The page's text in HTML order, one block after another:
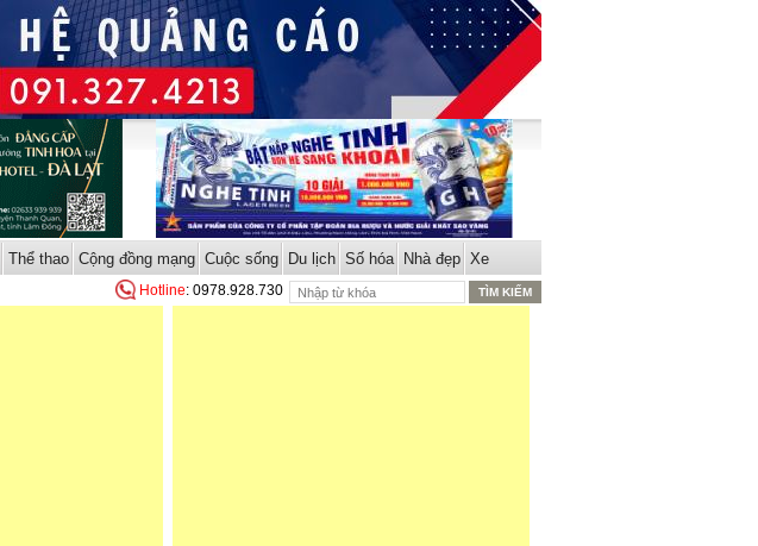
Thể thao Cộng đồng mạng Cuộc sống Du lịch Số hóa Nhà đẹp Xe
Hotline: 0978.928.730